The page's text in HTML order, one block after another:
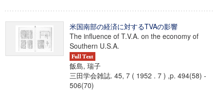
米国南部の経済に対するTVAの影響
The influence of T.V.A. on the economy of
Southern U.S.A.
飯島, 瑞子
三田学会雑誌. 45, 7 ( 1952 . 7 ) ,p. 494(58) -
506(70)